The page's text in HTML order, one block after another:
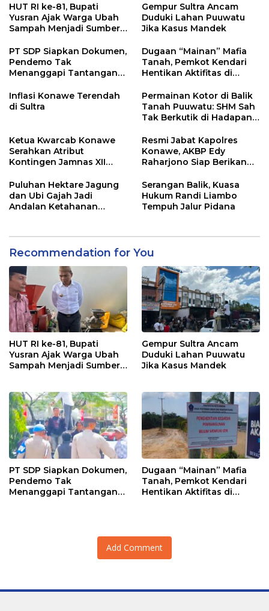
HUT RI ke-81, Bupati
Yusran Ajak Warga Ubah
Sampah Menjadi Sumber
Gempur Sultra Ancam
Duduki Lahan Puuwatu
Jika Kasus Mandek
PT SDP Siapkan Dokumen,
Pendemo Tak
Menanggapi Tantangan
Dugaan “Mainan” Mafia
Tanah, Pemkot Kendari
Hentikan Aktifitas di
Inflasi Konawe Terendah
di Sultra
Permainan Kotor di Balik
Tanah Puuwatu: SHM Sah
Tak Berkutik di Hadapan
Ketua Kwarcab Konawe
Serahkan Atribut
Kontingen Jamnas XII
Resmi Jabat Kapolres
Konawe, AKBP Edy
Raharjono Siap Berikan
Puluhan Hektare Jagung
dan Ubi Gajah Jadi
Andalan Ketahanan
Serangan Balik, Kuasa
Hukum Randi Liambo
Tempuh Jalur Pidana
Recommendation for You
HUT RI ke-81, Bupati
Yusran Ajak Warga Ubah
Sampah Menjadi Sumber
Gempur Sultra Ancam
Duduki Lahan Puuwatu
Jika Kasus Mandek
PT SDP Siapkan Dokumen,
Pendemo Tak
Menanggapi Tantangan
Dugaan “Mainan” Mafia
Tanah, Pemkot Kendari
Hentikan Aktifitas di
Add Comment